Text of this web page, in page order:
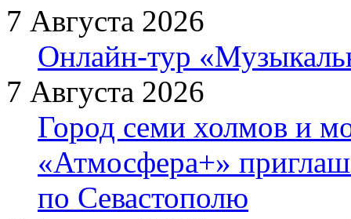
7 Августа 2026
Онлайн-тур
7 Августа 2026
Город семи холмов и
«Атмосфера+»
по Севастополю